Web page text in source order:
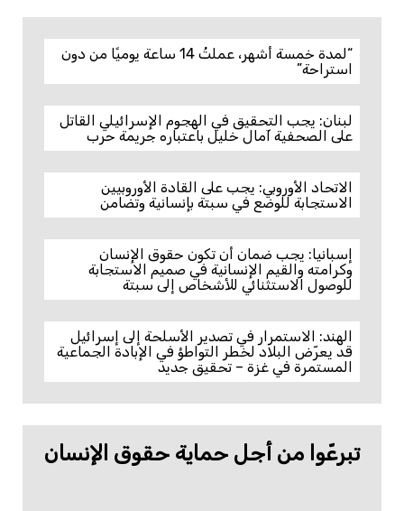
“لمدة خمسة أشهر، عملتُ 14 ساعة يوميًا من دون
استراحة”
لبنان: يجب التحقيق في الهجوم الإسرائيلي القاتل
على الصحفية آمال خليل باعتباره جريمة حرب
الاتحاد الأوروبي: يجب على القادة الأوروبيين
الاستجابة للوضع في سبتة بإنسانية وتضامن
إسبانيا: يجب ضمان أن تكون حقوق الإنسان
وكرامته والقيم الإنسانية في صميم الاستجابة
للوصول الاستثنائي للأشخاص إلى سبتة
الهند: الاستمرار في تصدير الأسلحة إلى إسرائيل
قد يعرّض البلاد لخطر التواطؤ في الإبادة الجماعية
المستمرة في غزة – تحقيق جديد
تبرعّوا من أجل حماية حقوق الإنسان